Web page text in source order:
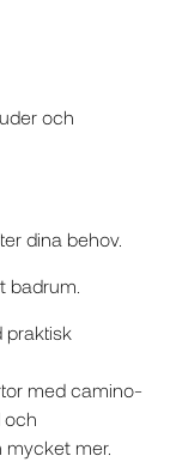
och
dina behov.
badrum.
praktisk
med camino-
och
mer.